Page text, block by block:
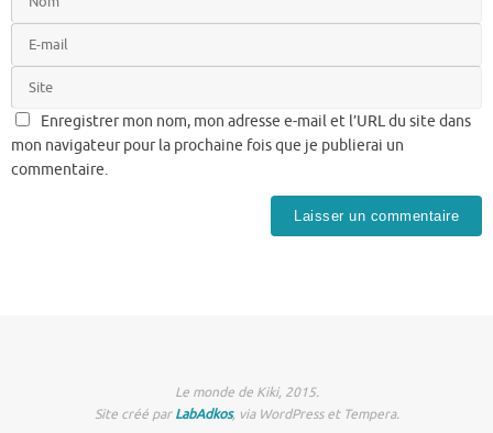
Enregistrer mon nom, mon adresse e-mail et l’URL du site dans
mon navigateur pour la prochaine fois que je publierai un
commentaire.
Le monde de Kiki, 2015.
Site créé parLabAdkos, via WordPress et Tempera.